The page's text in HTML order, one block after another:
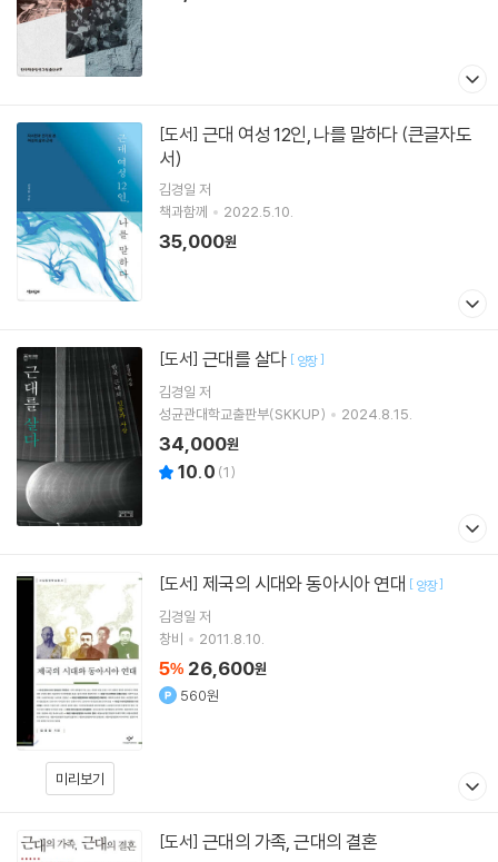
[도서]
서)
김경일 저
책과함께
2022.5.10.
35,000원
[도서] 근대를 살다 [ 양장]
김경일 저
성균관대학교출판부(SKKUP)
2024.8.15.
34,000원
10.0 (1)
미리보기
[도서] 제국의 시대와 동아시아 연대 [ 양장]
김경일 저
창비
2011.8.10.
5% 26,600원
560원
[도서] 근대의 가족, 근대의 결혼